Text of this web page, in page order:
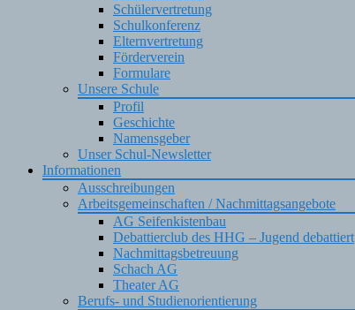
Schülervertretung
Schulkonferenz
Elternvertretung
Förderverein
Formulare
Unsere Schule
Profil
Geschichte
Namensgeber
Unser Schul-Newsletter
Informationen
Ausschreibungen
Arbeitsgemeinschaften / Nachmittagsangebote
AG Seifenkistenbau
Debattierclub des HHG – Jugend debattiert
Nachmittagsbetreuung
Schach AG
Theater AG
Berufs- und Studienorientierung